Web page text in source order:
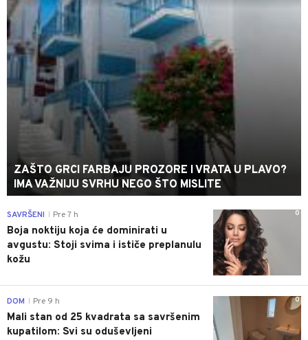
ZAŠTO GRCI FARBAJU PROZORE I VRATA U PLAVO?
IMA VAŽNIJU SVRHU NEGO ŠTO MISLITE
0
SAVRŠENI Pre 7 h
Boja noktiju koja će dominirati u
avgustu: Stoji svima i ističe preplanulu
kožu
0
DOM Pre 9 h
Mali stan od 25 kvadrata sa savršenim
kupatilom: Svi su oduševljeni